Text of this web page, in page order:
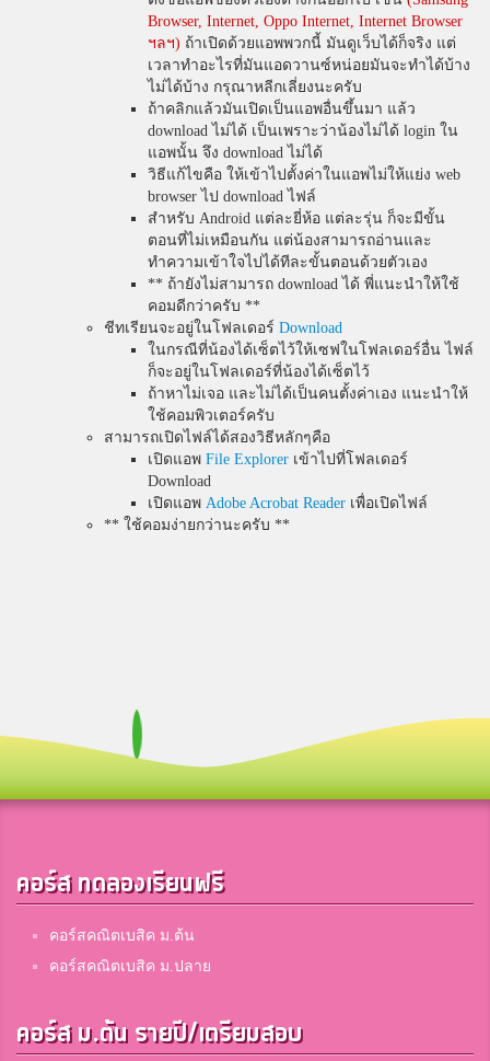
Browser, Internet, Oppo Internet, Internet Browser
ฯลฯ) ถ้าเปิดด้วยแอพพวกนี้ มันดูเว็บได้ก็จริง แต่
เวลาทำอะไรที่มันแอดวานซ์หน่อยมันจะทำได้บ้าง
ไม่ได้บ้าง กรุณาหลีกเลี่ยงนะครับ
ถ้าคลิกแล้วมันเปิดเป็นแอพอื่นขึ้นมา แล้ว
download ไม่ได้ เป็นเพราะว่าน้องไม่ได้ login ใน
แอพนั้น จึง download ไม่ได้
วิธีแก้ไขคือ ให้เข้าไปตั้งค่าในแอพไม่ให้แย่ง web
browser ไป download ไฟล์
สำหรับ Android แต่ละยี่ห้อ แต่ละรุ่น ก็จะมีขั้น
ตอนที่ไม่เหมือนกัน แต่น้องสามารถอ่านและ
ทำความเข้าใจไปได้ทีละขั้นตอนด้วยตัวเอง
** ถ้ายังไม่สามารถ download ได้ พี่แนะนำให้ใช้
คอมดีกว่าครับ **
ชีทเรียนจะอยู่ในโฟลเดอร์ Download
ในกรณีที่น้องได้เซ็ตไว้ให้เซฟในโฟลเดอร์อื่น ไฟล์
ก็จะอยู่ในโฟลเดอร์ที่น้องได้เซ็ตไว้
ถ้าหาไม่เจอ และไม่ได้เป็นคนตั้งค่าเอง แนะนำให้
ใช้คอมพิวเตอร์ครับ
สามารถเปิดไฟล์ได้สองวิธีหลักๆคือ
เปิดแอพ File Explorer เข้าไปที่โฟลเดอร์
Download
เปิดแอพ Adobe Acrobat Reader เพื่อเปิดไฟล์
** ใช้คอมง่ายกว่านะครับ **
คอร์ส ทดลองเรียนฟรี
คอร์สคณิตเบสิค ม.ต้น
คอร์สคณิตเบสิค ม.ปลาย
คอร์ส ม.ต้น รายปี/เตรียมสอบ